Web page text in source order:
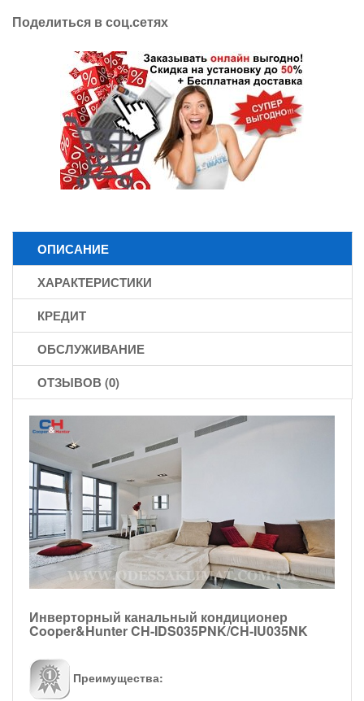
Поделиться в соц.сетях
ОПИСАНИЕ
ХАРАКТЕРИСТИКИ
КРЕДИТ
ОБСЛУЖИВАНИЕ
ОТЗЫВОВ (0)
Инверторный канальный кондиционер
Cooper&Hunter CH-IDS035PNK/CH-IU035NK
Преимущества: